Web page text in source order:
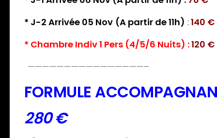
* J-2 Arrivée 05 Nov (A partir de 11h) : 140 €
* Chambre Indiv 1 Pers (4/5/6 Nuits) :120 €
————————————————–
FORMULE
280 €